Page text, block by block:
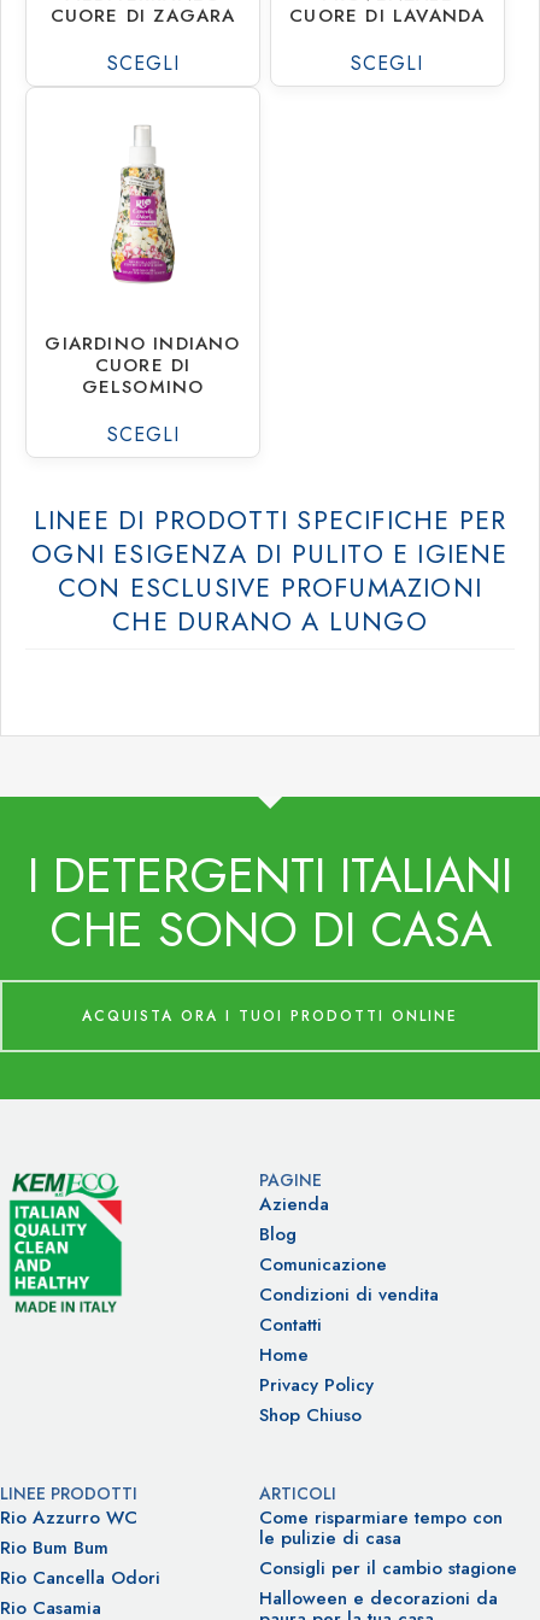
CUORE DI ZAGARA
SCEGLI
CUORE DI LAVANDA
SCEGLI
1.80
29.16
GIARDINO INDIANO
CUORE DI
GELSOMINO
SCEGLI
LINEE DI PRODOTTI SPECIFICHE PER
OGNI ESIGENZA DI PULITO E IGIENE
CON ESCLUSIVE PROFUMAZIONI
CHE DURANO A LUNGO
I DETERGENTI ITALIANI
CHE SONO DI CASA
ACQUISTA ORA I TUOI PRODOTTI ONLINE
PAGINE
Azienda
Blog
Comunicazione
Condizioni di vendita
Contatti
Home
Privacy Policy
Shop Chiuso
LINEE PRODOTTI
Rio Azzurro WC
Rio Bum Bum
Rio Cancella Odori
Rio Casamia
ARTICOLI
Come risparmiare tempo con
le pulizie di casa
Consigli per il cambio stagione
Halloween e decorazioni da
Rio Professional